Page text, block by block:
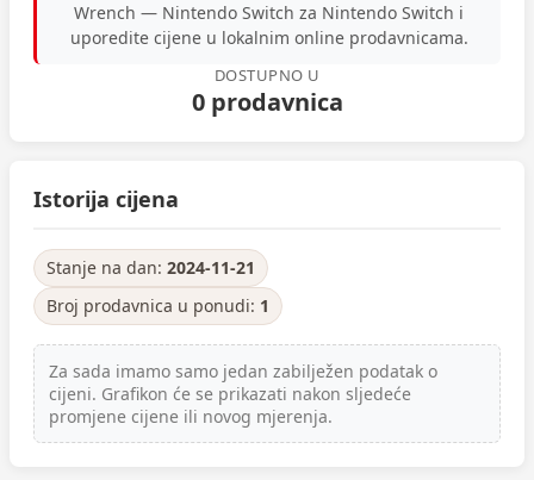
Wrench — Nintendo Switch za Nintendo Switch i
uporedite cijene u lokalnim online prodavnicama.
DOSTUPNO U
0 prodavnica
Istorija cijena
Stanje na dan: 2024-11-21
Broj prodavnica u ponudi: 1
Za sada imamo samo jedan zabilježen podatak o
cijeni. Grafikon će se prikazati nakon sljedeće
promjene cijene ili novog mjerenja.